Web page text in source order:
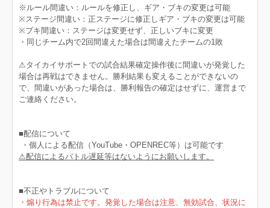
※ルール間違い：ルールを修正し、ギア・ブキの変更は可能
※ステージ間違い：正ステージに修正しギア・ブキの変更は可能
※ブキ間違い：ステージは変更せず、正しいブキに変更
・同じチーム内で2回間違えた場合は間違えたチームの1敗
⚠︎タイカイサポートでの試合結果確定操作後に間違いが発覚した
場合は再戦はできません。勝利結果も変えることができないの
で、間違いがあった場合は、勝利報告の確定はせずに、運営まで
ご連絡ください。
■配信について
・個人による配信（YouTube・OPENREC等）は可能です
⚠︎配信によるバトル遅延等はないようにお願いします。
■不正やトラブルについて
・煽り行為は禁止です。発覚した場合は注意、無効試合、状況に